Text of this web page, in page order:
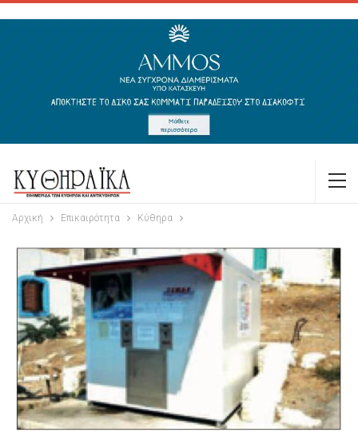
Αρχική Επικαιρότητα Κύθηρα